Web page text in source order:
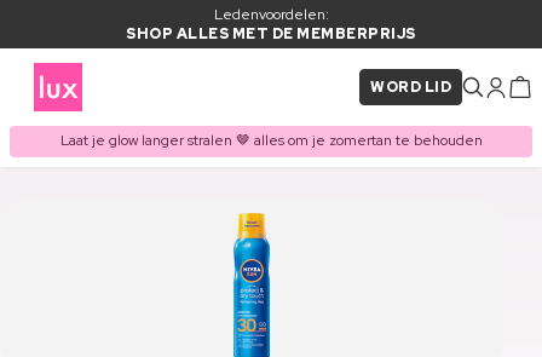
Ledenvoordelen:
SHOP ALLES MET DE MEMBERPRIJS
WORD LID
Laat je glow langer stralen 🤎 alles om je zomertan te behouden